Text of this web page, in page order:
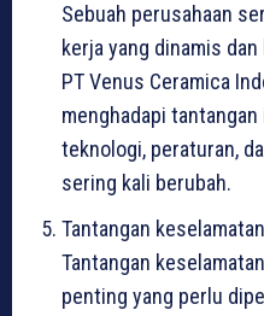
Sebuah perusahaan
kerja yang dinamis
PT Venus Ceramica
menghadapi
teknologi, peraturan,
sering kali berubah.
Tantangan
Tantangan
penting yang perlu